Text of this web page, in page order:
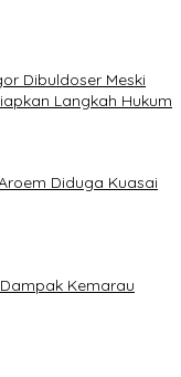
Dibuldoser Meski
Langkah Hukum
Diduga Kuasai
Kemarau